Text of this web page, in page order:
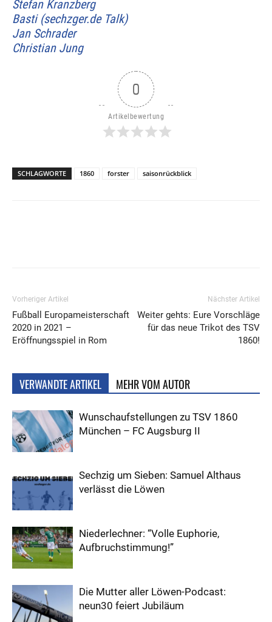
Stefan Kranzberg
Basti (sechzger.de Talk)
Jan Schrader
Christian Jung
0
Artikelbewertung
SCHLAGWORTE 1860 forster saisonrückblick
Vorheriger Artikel
Fußball Europameisterschaft
2020 in 2021 –
Eröffnungsspiel in Rom
Nächster Artikel
Weiter gehts: Eure Vorschläge
für das neue Trikot des TSV
1860!
VERWANDTE ARTIKEL MEHR VOM AUTOR
Wunschaufstellungen zu TSV 1860
München – FC Augsburg II
Sechzig um Sieben: Samuel Althaus
verlässt die Löwen
Niederlechner: “Volle Euphorie,
Aufbruchstimmung!”
Die Mutter aller Löwen-Podcast:
neun30 feiert Jubiläum